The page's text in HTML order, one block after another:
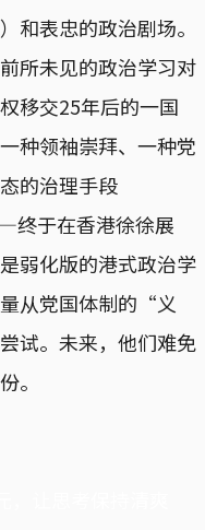
表忠的政治剧场。
所未见的政治学习对
移交25年后的一国
领袖崇拜、一种党
的治理手段
终于在香港徐徐展
弱化版的港式政治学
从党国体制的“义
试。未来，他们难免
。